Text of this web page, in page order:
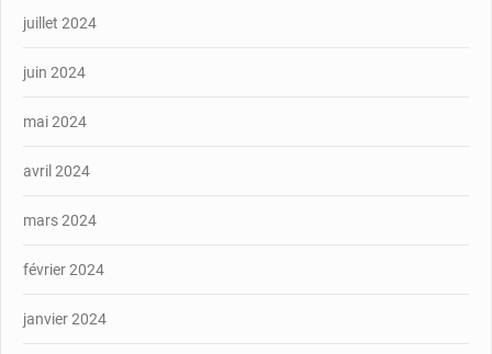
juillet 2024
juin 2024
mai 2024
avril 2024
mars 2024
février 2024
janvier 2024